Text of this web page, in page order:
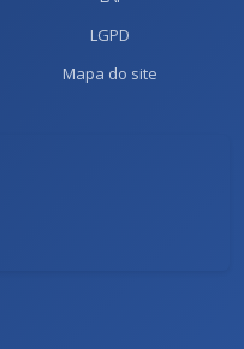
LGPD
Mapa do site